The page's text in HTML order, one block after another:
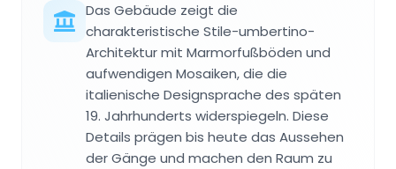
Das Gebäude zeigt die
charakteristische Stile-umbertino-
Architektur mit Marmorfußböden und
aufwendigen Mosaiken, die die
italienische Designsprache des späten
19. Jahrhunderts widerspiegeln. Diese
Details prägen bis heute das Aussehen
der Gänge und machen den Raum zu